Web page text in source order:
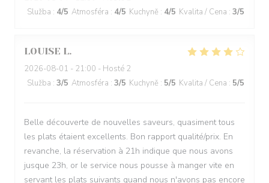
Služba : 4/5 Atmosféra : 4/5 Kuchyně : 4/5 Kvalita / Cena : 3/5
LOUISE L
2026-08-01 - 21:00 - Hosté 2
Služba : 3/5 Atmosféra : 3/5 Kuchyně : 5/5 Kvalita / Cena : 5/5
Belle découverte de nouvelles saveurs, quasiment tous
les plats étaient excellents. Bon rapport qualité/prix. En
revanche, la réservation à 21h indique que nous avons
jusque 23h, or le service nous pousse à manger vite en
servant les plats suivants quand nous n'avons pas encore